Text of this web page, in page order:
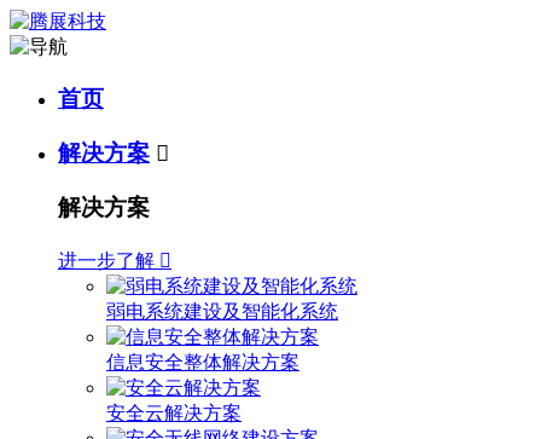
首页
解决方案 
解决方案
进一步了解 
弱电系统建设及智能化系统
信息安全整体解决方案
安全云解决方案